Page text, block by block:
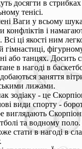
досягти в стрибках
тенісі.
Ваги у всьому
і
ці якості ним
або танцях. Досить
в нагоді в
заняття
лижами.
зодіаку - це
види спорту -
виглядають
та водному поло.
стати в нагоді в